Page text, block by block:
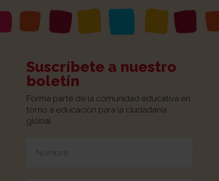
Suscríbete a nuestro
boletín
Forma parte de la comunidad educativa en
torno a educación para la ciudadanía
global.